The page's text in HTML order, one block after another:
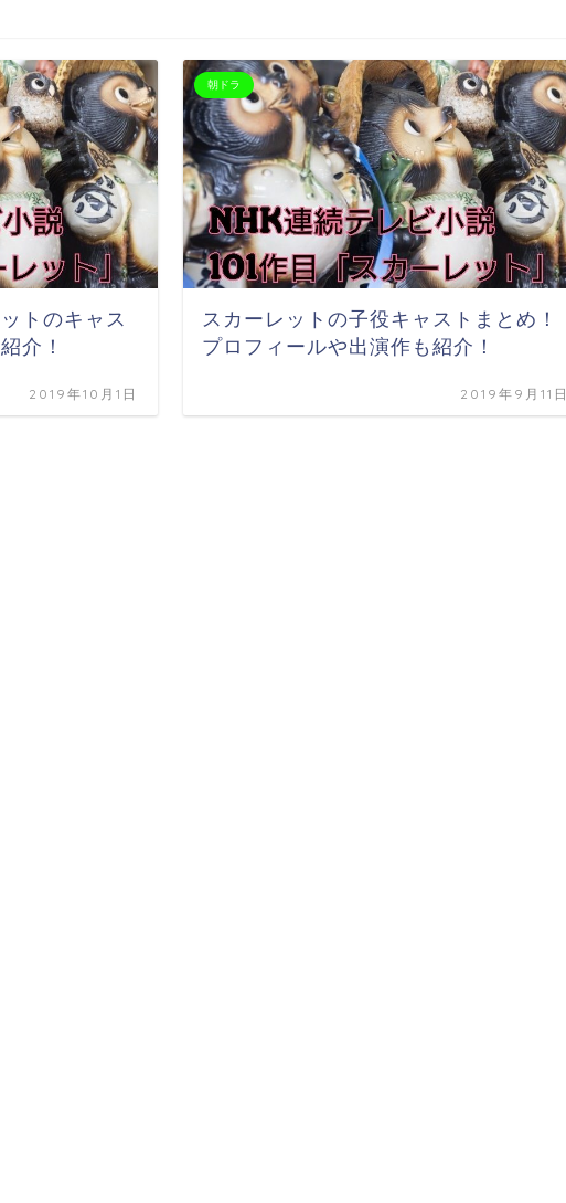
トのキャス
介！
2019年10月1日
朝ドラ
スカーレットの子役キャストまとめ！
プロフィールや出演作も紹介！
2019年9月11日